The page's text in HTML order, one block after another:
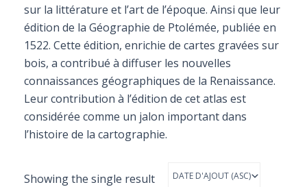
sur la littérature et l’art de l’époque. Ainsi que leur
édition de la Géographie de Ptolémée, publiée en
1522. Cette édition, enrichie de cartes gravées sur
bois, a contribué à diffuser les nouvelles
connaissances géographiques de la Renaissance.
Leur contribution à l’édition de cet atlas est
considérée comme un jalon important dans
l’histoire de la cartographie.
Showing the single result